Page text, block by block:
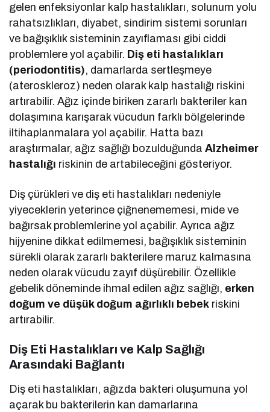
gelen enfeksiyonlar kalp hastalıkları, solunum yolu
rahatsızlıkları, diyabet, sindirim sistemi sorunları
ve bağışıklık sisteminin zayıflaması gibi ciddi
problemlere yol açabilir. Diş eti hastalıkları
(periodontitis), damarlarda sertleşmeye
(ateroskleroz) neden olarak kalp hastalığı riskini
artırabilir. Ağız içinde biriken zararlı bakteriler kan
dolaşımına karışarak vücudun farklı bölgelerinde
iltihaplanmalara yol açabilir. Hatta bazı
araştırmalar, ağız sağlığı bozulduğundaAlzheimer
hastalığı riskinin de artabileceğini gösteriyor.
Diş çürükleri ve diş eti hastalıkları nedeniyle
yiyeceklerin yeterince çiğnenememesi, mide ve
bağırsak problemlerine yol açabilir. Ayrıca ağız
hijyenine dikkat edilmemesi, bağışıklık sisteminin
sürekli olarak zararlı bakterilere maruz kalmasına
neden olarak vücudu zayıf düşürebilir. Özellikle
gebelik döneminde ihmal edilen ağız sağlığı, erken
doğum ve düşük doğum ağırlıklı bebek riskini
artırabilir.
Diş Eti Hastalıkları ve Kalp Sağlığı
Arasındaki Bağlantı
Diş eti hastalıkları, ağızda bakteri oluşumuna yol
açarak bu bakterilerin kan damarlarına